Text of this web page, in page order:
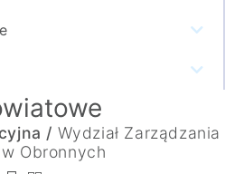
/ Wydział Zarządzania
Obronnych